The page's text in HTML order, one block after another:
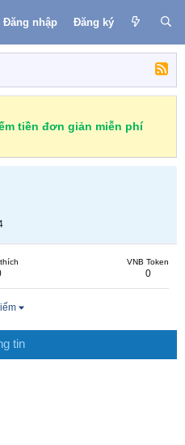
Đăng nhập Đăng ký
tiền đơn giản miễn phí
VNB Token
0
tin